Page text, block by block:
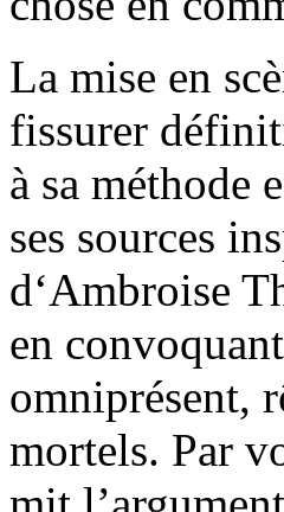
La mise en
fissurer
à sa méthode
ses sources
d‘Ambroise
en
omniprésent,
mortels. Par